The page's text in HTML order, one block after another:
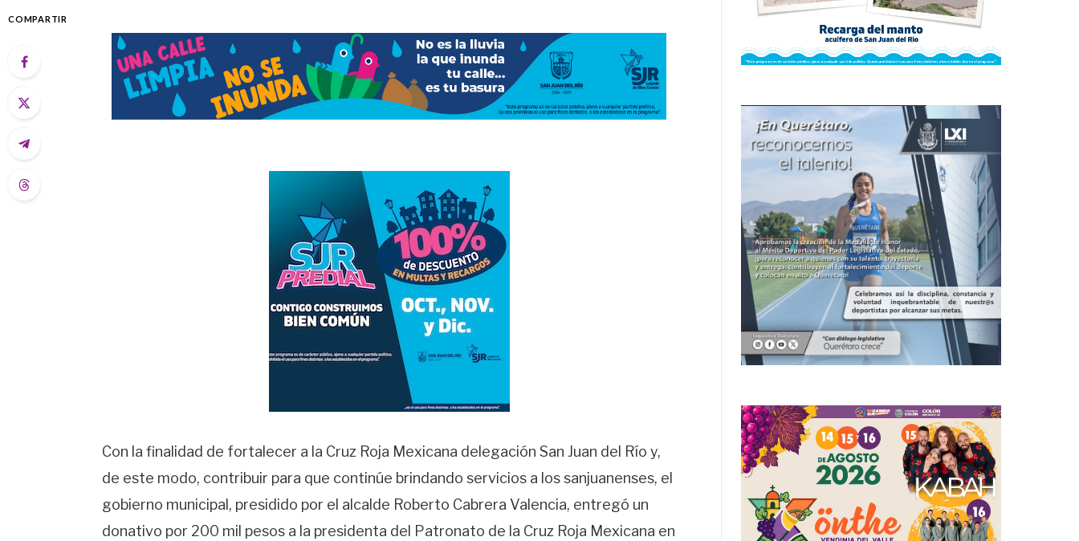
COMPARTIR
Con la finalidad de fortalecer a la Cruz Roja Mexicana delegación San Juan del Río y,
de este modo, contribuir para que continúe brindando servicios a los sanjuanenses, el
gobierno municipal, presidido por el alcalde Roberto Cabrera Valencia, entregó un
donativo por 200 mil pesos a la presidenta del Patronato de la Cruz Roja Mexicana en